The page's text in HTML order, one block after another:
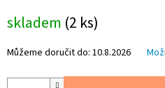
cena:
skladem (2 ks)
Můžeme doručit do: 10.8.2026